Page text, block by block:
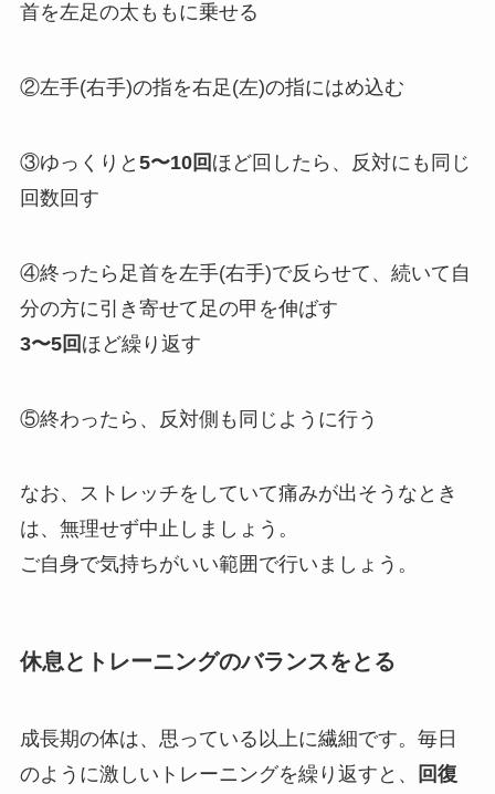
首を左足の太ももに乗せる
②左手(右手)の指を右足(左)の指にはめ込む
③ゆっくりと 5〜10回 ほど回したら、反対にも同じ
回数回す
④終ったら足首を左手(右手)で反らせて、続いて自
分の方に引き寄せて足の甲を伸ばす
3〜5回 ほど繰り返す
⑤終わったら、反対側も同じように行う
なお、ストレッチをしていて痛みが出そうなとき
は、無理せず中止しましょう。
ご自身で気持ちがいい範囲で行いましょう。
休息とトレーニングのバランスをとる
成長期の体は、思っている以上に繊細です。毎日
のように激しいトレーニングを繰り返すと、
回復